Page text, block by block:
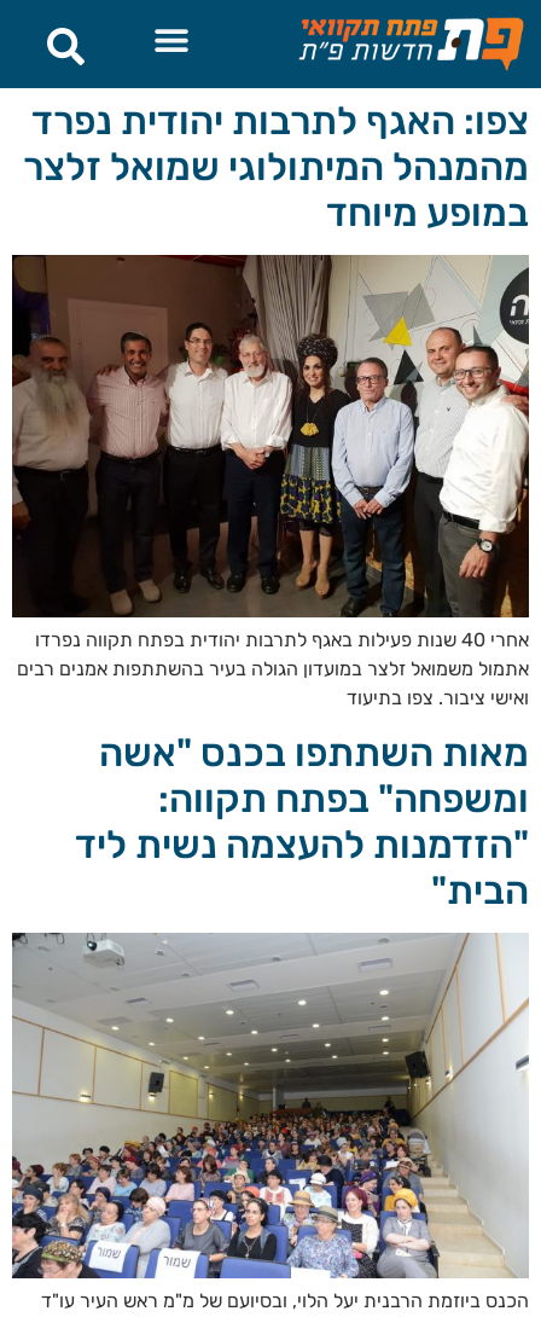
לתוכן
צפו: האגף לתרבות יהודית נפרד
מהמנהל המיתולוגי שמואל זלצר
במופע מיוחד
אחרי 40 שנות פעילות באגף לתרבות יהודית בפתח תקווה נפרדו
אתמול משמואל זלצר במועדון הגולה בעיר בהשתתפות אמנים רבים
ואישי ציבור. צפו בתיעוד
מאות השתתפו בכנס "אשה
ומשפחה" בפתח תקווה:
"הזדמנות להעצמה נשית ליד
הבית"
הכנס ביוזמת הרבנית יעל הלוי, ובסיועם של מ"מ ראש העיר עו"ד